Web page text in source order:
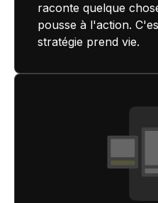
raconte quelque
pousse à l'action.
stratégie prend vie.